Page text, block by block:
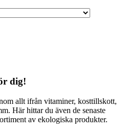
dig!
allt ifrån vitaminer, kosttillskott,
Här hittar du även de senaste
av ekologiska produkter.